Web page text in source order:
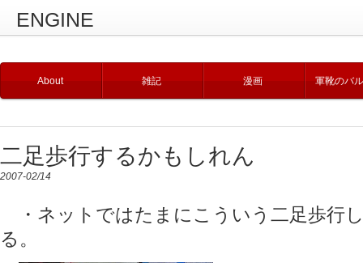
ENGINE
About 雑記 漫画 軍靴のバ
二足歩行するかもしれん
2007-02/14
・ネットではたまにこういう二足歩行
る。